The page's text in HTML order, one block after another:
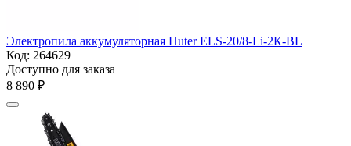
Электропила аккумуляторная Huter ELS-20/8-Li-2К-BL
Код: 264629
Доступно для заказа
8 890 ₽